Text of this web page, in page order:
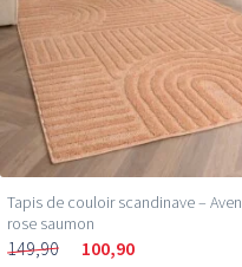
Tapis de couloir scandinave – Aven
rose saumon
149,90 100,90